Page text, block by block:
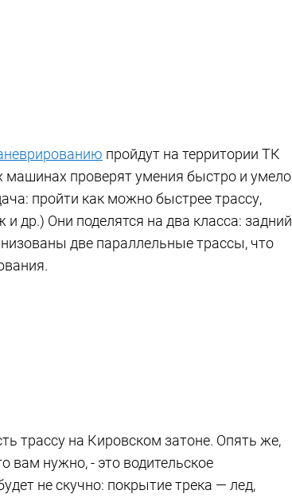
пройдут на территории ТК
проверят умения быстро и умело
пройти как можно быстрее трассу,
др.) Они поделятся на два класса: задний
две параллельные трассы, что
трассу на Кировском затоне. Опять же,
нужно, - это водительское
не скучно: покрытие трека — лед,